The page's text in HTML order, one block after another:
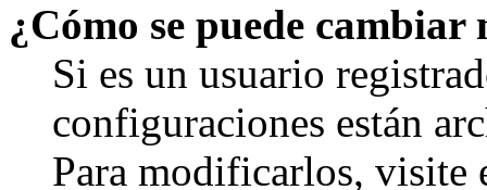
¿Cómo se puede
Si es un usuario
configuraciones están
Para modificarlos, visite